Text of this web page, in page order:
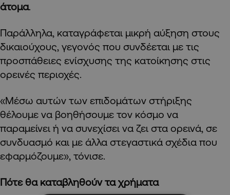
άτομα.
Παράλληλα, καταγράφεται μικρή αύξηση στους
δικαιούχους, γεγονός που συνδέεται με τις
προσπάθειες ενίσχυσης της κατοίκησης στις
ορεινές περιοχές.
«Μέσω αυτών των επιδομάτων στήριξης
θέλουμε να βοηθήσουμε τον κόσμο να
παραμείνει ή να συνεχίσει να ζει στα ορεινά, σε
συνδυασμό και με άλλα στεγαστικά σχέδια που
εφαρμόζουμε», τόνισε.
Πότε θα καταβληθούν τα χρήματα